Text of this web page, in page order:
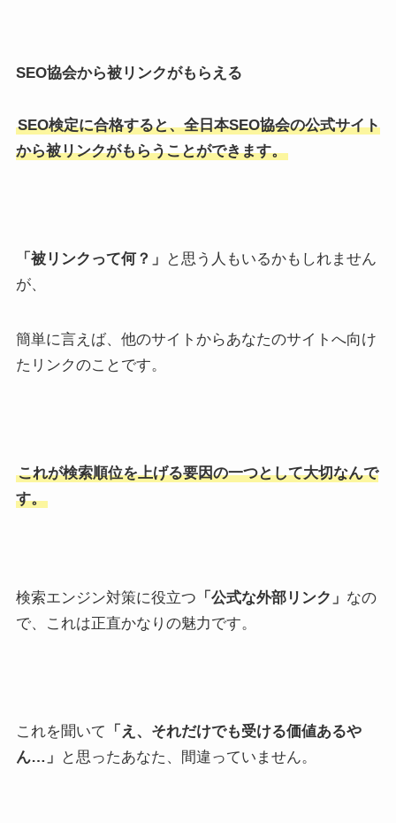
SEO協会から被リンクがもらえる
SEO検定に合格すると、全日本SEO協会の公式サイト
から被リンクがもらうことができます。
「被リンクって何？」
と思う人もいるかもしれません
が、
簡単に言えば、他のサイトからあなたのサイトへ向け
たリンクのことです。
これが検索順位を上げる要因の一つとして大切なんで
す。
検索エンジン対策に役立つ 「公式な外部リンク」 なの
で、これは正直かなりの魅力です。
これを聞いて
「え、それだけでも受ける価値あるや
ん…」
と思ったあなた、間違っていません。